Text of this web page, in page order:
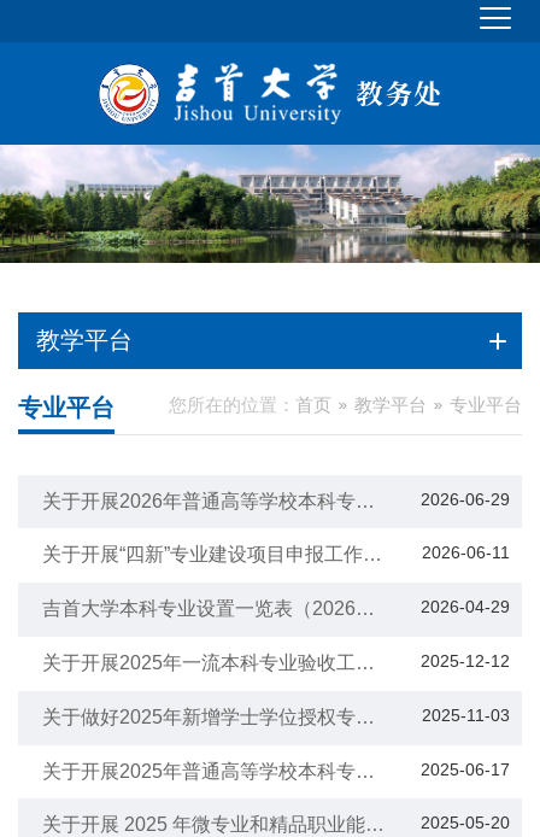
教学平台
您所在的位置： 首页 教学平台 专业平台
专业平台
2026-06-29
关于开展2026年普通高等学校本科专业
2026-06-11
关于开展“四新”专业建设项目申报工作的
2026-04-29
吉首大学本科专业设置一览表（2026
2025-12-12
关于开展2025年一流本科专业验收工作
2025-11-03
关于做好2025年新增学士学位授权专业
2025-06-17
关于开展2025年普通高等学校本科专业
2025-05-20
关于开展 2025 年微专业和精品职业能力